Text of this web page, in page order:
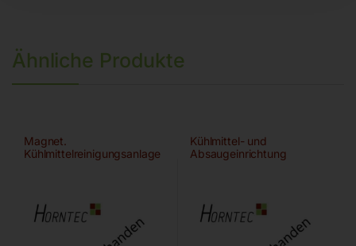
Ähnliche Produkte
Magnet.
Kühlmittelreinigungsanlage
Kühlmittel- und
Absaugeinrichtung